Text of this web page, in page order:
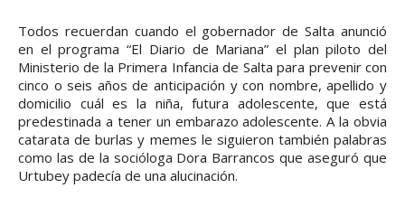
Todos recuerdan cuando el gobernador de Salta anunció
en el programa “El Diario de Mariana” el plan piloto del
Ministerio de la Primera Infancia de Salta para prevenir con
cinco o seis años de anticipación y con nombre, apellido y
domicilio cuál es la niña, futura adolescente, que está
predestinada a tener un embarazo adolescente. A la obvia
catarata de burlas y memes le siguieron también palabras
como las de la socióloga Dora Barrancos que aseguró que
Urtubey padecía de una alucinación.